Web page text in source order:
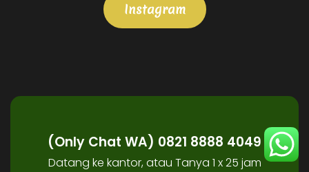
Instagram
(Only Chat WA) 0821 8888 4049
Datang ke kantor, atau Tanya 1 x 25 jam